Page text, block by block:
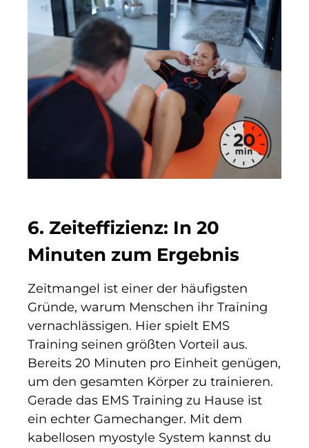
6. Zeiteffizienz: In 20
Minuten zum Ergebnis
Zeitmangel ist einer der häufigsten
Gründe, warum Menschen ihr Training
vernachlässigen. Hier spielt EMS
Training seinen größten Vorteil aus.
Bereits 20 Minuten pro Einheit genügen,
um den gesamten Körper zu trainieren.
Gerade das EMS Training zu Hause ist
ein echter Gamechanger. Mit dem
kabellosen myostyle System kannst du